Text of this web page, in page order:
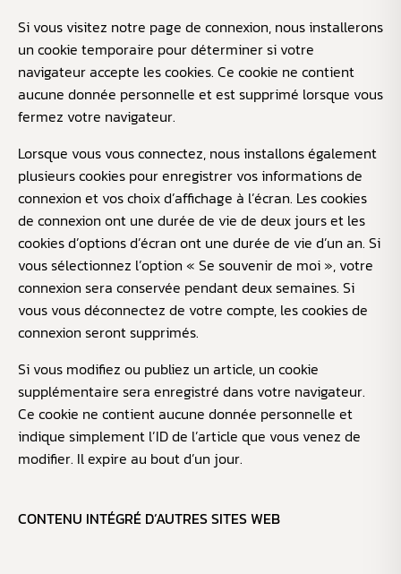
Si vous visitez notre page de connexion, nous installerons
un cookie temporaire pour déterminer si votre
navigateur accepte les cookies. Ce cookie ne contient
aucune donnée personnelle et est supprimé lorsque vous
fermez votre navigateur.
Lorsque vous vous connectez, nous installons également
plusieurs cookies pour enregistrer vos informations de
connexion et vos choix d’affichage à l’écran. Les cookies
de connexion ont une durée de vie de deux jours et les
cookies d’options d’écran ont une durée de vie d’un an. Si
vous sélectionnez l’option « Se souvenir de moi », votre
connexion sera conservée pendant deux semaines. Si
vous vous déconnectez de votre compte, les cookies de
connexion seront supprimés.
Si vous modifiez ou publiez un article, un cookie
supplémentaire sera enregistré dans votre navigateur.
Ce cookie ne contient aucune donnée personnelle et
indique simplement l’ID de l’article que vous venez de
modifier. Il expire au bout d’un jour.
CONTENU INTÉGRÉ D’AUTRES SITES WEB